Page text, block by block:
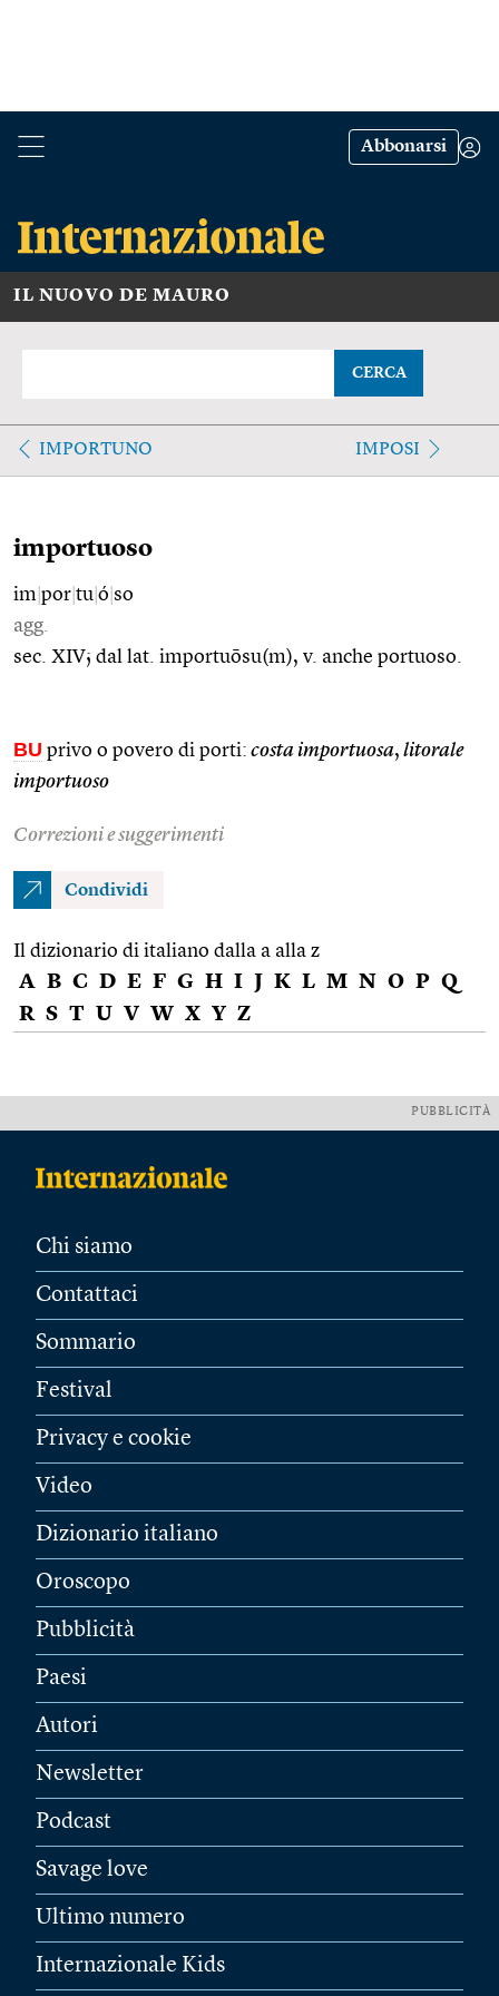
Abbonarsi
IL NUOVO DE MAURO
CERCA
IMPORTUNO IMPOSI
importuoso
im por tu ó so
agg.
sec. XIV; dal lat. importuōsu(m), v. anche portuoso.
BU privo o povero di porti: costa importuosa, litorale
importuoso
Correzioni e suggerimenti
Condividi
Il dizionario di italiano dalla a alla z
A B C D E F G H I J K L M N O P Q
R S T U V W X Y Z
PUBBLICITÀ
Chi siamo
Contattaci
Sommario
Festival
Privacy e cookie
Video
Dizionario italiano
Oroscopo
Pubblicità
Paesi
Autori
Newsletter
Podcast
Savage love
Ultimo numero
Internazionale Kids